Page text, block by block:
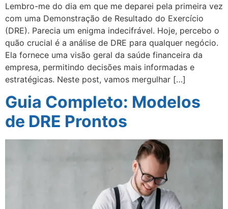
Lembro-me do dia em que me deparei pela primeira vez
com uma Demonstração de Resultado do Exercício
(DRE). Parecia um enigma indecifrável. Hoje, percebo o
quão crucial é a análise de DRE para qualquer negócio.
Ela fornece uma visão geral da saúde financeira da
empresa, permitindo decisões mais informadas e
estratégicas. Neste post, vamos mergulhar […]
Guia Completo: Modelos
de DRE Prontos